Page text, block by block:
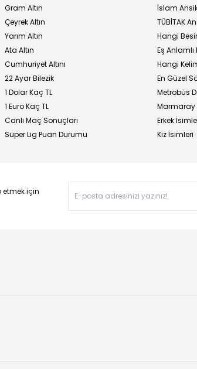
Gram Altın
Çeyrek Altın
Yarım Altın
Ata Altın
Cumhuriyet Altını
22 Ayar Bilezik
1 Dolar Kaç TL
1 Euro Kaç TL
Canlı Maç Sonuçları
Süper Lig Puan Durumu
İslam
TÜBİTAK
Hangi
Eş
Hangi
En Güzel
Metrobüs
Marmaray
Erkek
Kız İsimleri
etmek için